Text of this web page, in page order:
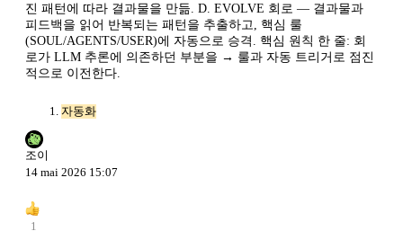
진 패턴에 따라 결과물을 만듦. D. EVOLVE 회로 — 결과물과
피드백을 읽어 반복되는 패턴을 추출하고, 핵심 룰
(SOUL/AGENTS/USER)에 자동으로 승격. 핵심 원칙 한 줄: 회
로가 LLM 추론에 의존하던 부분을 → 룰과 자동 트리거로 점진
적으로 이전한다.
자동화
조이
14 mai 2026 15:07
1